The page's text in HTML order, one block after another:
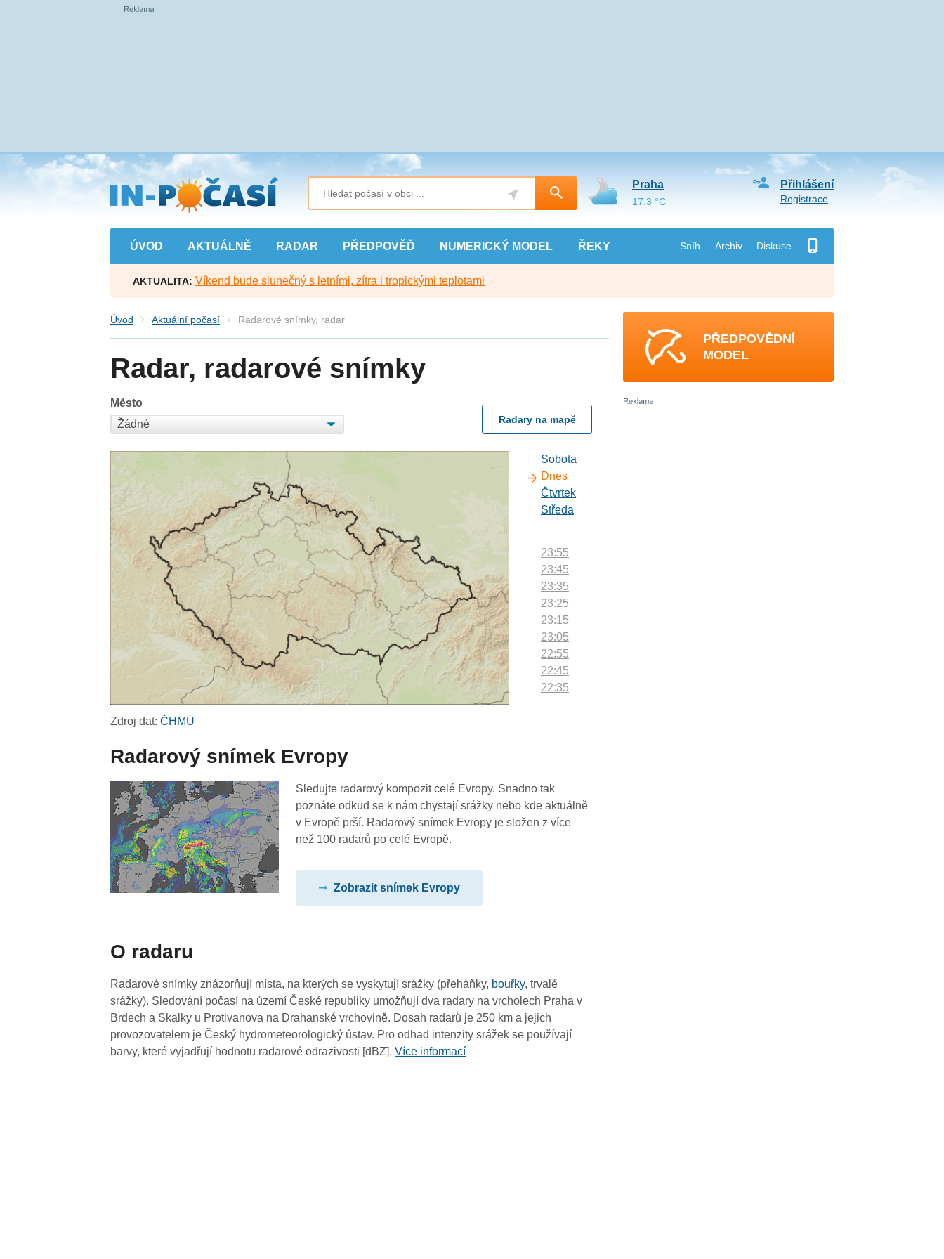
Přejít
na
hlavní
obsah
ÚVOD AKTUÁLNĚ RADAR PŘEDPOVĚĎ NUMERICKÝ MODEL ŘEKY Sníh Archiv Diskuse
Přihlášení
Registrace
Praha
17.3 °C
AKTUALITA: Víkend bude slunečný s letními, zítra i tropickými teplotami
Úvod Aktuální počasí Radarové snímky, radar
Radar, radarové snímky
Město
Radary na mapě
Sobota
Dnes
Čtvrtek
Středa
23:55
23:45
23:35
23:25
23:15
23:05
22:55
22:45
22:35
21:35
21:25
21:15
19:35
19:25
19:15
19:05
Zdroj dat:ČHMÚ
Radarový snímek Evropy
Sledujte radarový kompozit celé Evropy. Snadno tak
poznáte odkud se k nám chystají srážky nebo kde aktuálně
v Evropě prší. Radarový snímek Evropy je složen z více
než 100 radarů po celé Evropě.
Zobrazit snímek Evropy
O radaru
Radarové snímky znázorňují místa, na kterých se vyskytují srážky (přeháňky, bouřky, trvalé
srážky). Sledování počasí na území České republiky umožňují dva radary na vrcholech Praha v
Brdech a Skalky u Protivanova na Drahanské vrchovině. Dosah radarů je 250 km a jejich
provozovatelem je Český hydrometeorologický ústav. Pro odhad intenzity srážek se používají
barvy, které vyjadřují hodnotu radarové odrazivosti [dBZ].Více informací
PŘEDPOVĚDNÍ
MODEL